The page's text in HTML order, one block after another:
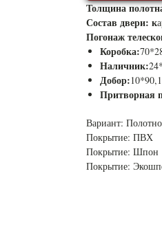
Толщина
Состав двери: к
Погонаж
Коробка:
Наличник:
Добор:
Притворная
Вариант: Полотно
Покрытие: ПВХ
Покрытие: Шпон
Покрытие: